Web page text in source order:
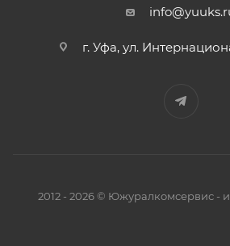
г. Уфа, ул.
2012 - 2026 © Южуралкомсервис -